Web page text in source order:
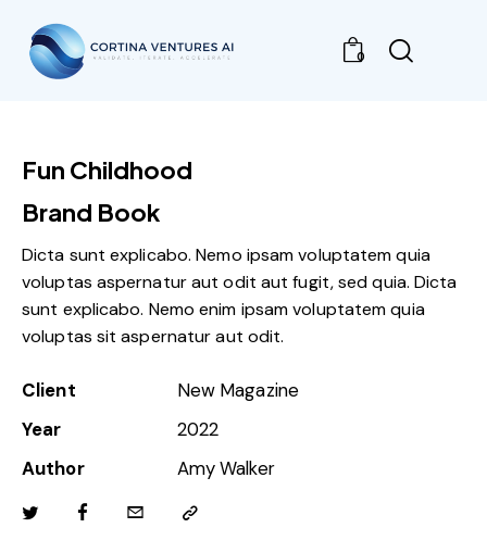
0
Fun Childhood
Brand Book
Dicta sunt explicabo. Nemo ipsam voluptatem quia
voluptas aspernatur aut odit aut fugit, sed quia. Dicta
sunt explicabo. Nemo enim ipsam voluptatem quia
voluptas sit aspernatur aut odit.
Client
New Magazine
Year
2022
Author
Amy Walker